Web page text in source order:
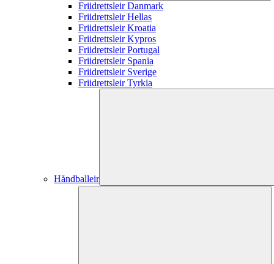
Friidrettsleir Danmark
Friidrettsleir Hellas
Friidrettsleir Kroatia
Friidrettsleir Kypros
Friidrettsleir Portugal
Friidrettsleir Spania
Friidrettsleir Sverige
Friidrettsleir Tyrkia
Håndballeir